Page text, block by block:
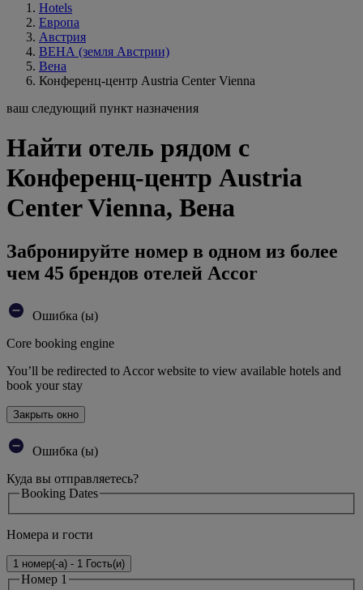
Hotels
Европа
Австрия
ВЕНА (земля Австрии)
Вена
Конференц-центр Austria Center Vienna
ваш следующий пункт назначения
Найти отель рядом с
Конференц-центр Austria
Center Vienna, Вена
Забронируйте номер в одном из более
чем 45 брендов отелей Accor
Ошибка (ы)
Core booking engine
You’ll be redirected to Accor website to view available hotels and
book your stay
Закрыть окно
Ошибка (ы)
Куда вы отправляетесь?
Booking Dates
Номера и гости
1 номер(-а) - 1 Гость(и)
Номер 1